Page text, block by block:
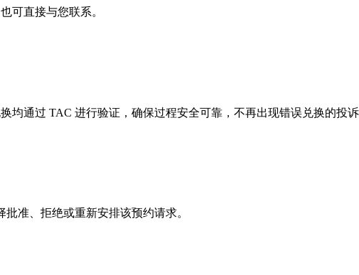
可直接与您联系。
均通过 TAC 进行验证，确保过程安全可靠，不再出现错误兑换的投
准、拒绝或重新安排该预约请求。